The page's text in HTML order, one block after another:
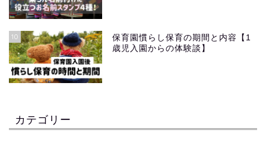
10
保育園慣らし保育の期間と内容【1
歳児入園からの体験談】
カテゴリー